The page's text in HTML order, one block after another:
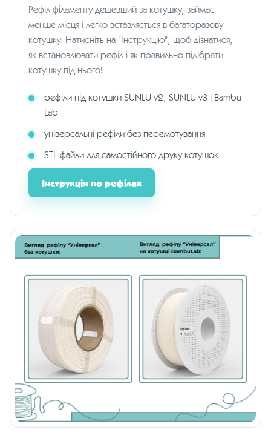
Рефіл філаменту дешевший за котушку, займає
менше місця і легко вставляється в багаторазову
котушку. Натисніть на "Інструкцію", щоб дізнатися,
як встановлювати рефіл і як правильно підібрати
котушку під нього!
рефіли під котушки SUNLU v2, SUNLU v3 і Bambu
Lab
універсальні рефіли без перемотування
STL-файли для самостійного друку котушок
Інструкція по рефілах